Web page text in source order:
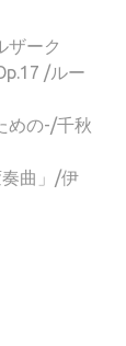
ザーク
/ルー
めの-/千秋
曲」/伊